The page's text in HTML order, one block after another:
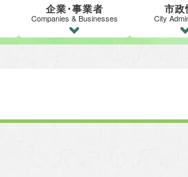
企業･事業者
Companies & Businesses
市政
City